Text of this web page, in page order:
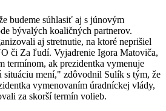
budeme súhlasiť aj s júnovým
bývalých koaličných partnerov.
aj stretnutie, na ktoré neprišiel
či Za ľudí. Vyjadrenie Igora Matoviča,
termínom, ak prezidentka vymenuje
situáciu mení," zdôvodnil Sulík s tým, že
vymenovaním úradníckej vlády,
za skorší termín volieb.